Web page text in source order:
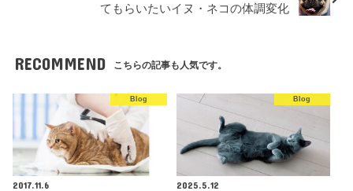
てもらいたいイヌ・ネコの体調変化
RECOMMEND こちらの記事も人気です。
Blog
2017.11.6
Blog
2025.5.12